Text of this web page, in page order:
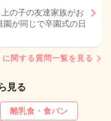
の子の友達家族がお
が同じで卒園式の日
に関する質問一覧を見る
見る
離乳食・食パン